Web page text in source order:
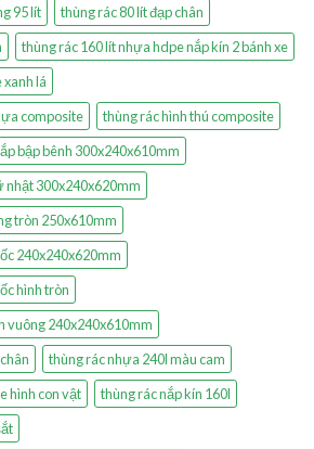
95 lít
thùng rác 80 lít đạp chân
thùng rác 160 lít nhựa hdpe nắp kín 2 bánh xe
xanh lá
composite
thùng rác hình thú composite
bập bênh 300x240x610mm
nhật 300x240x620mm
tròn 250x610mm
240x240x620mm
hình tròn
vuông 240x240x610mm
thùng rác nhựa 240l màu cam
hình con vật
thùng rác nắp kín 160l